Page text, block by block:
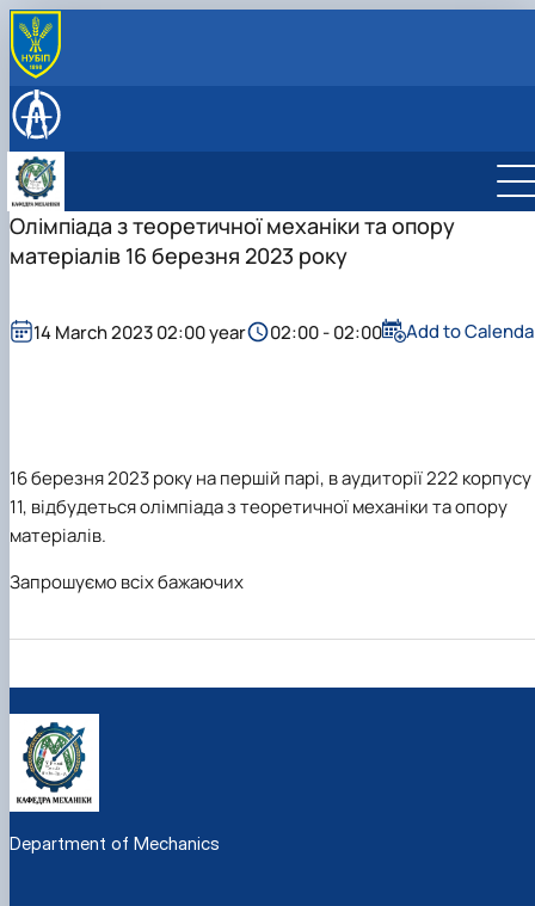
ПРО КАФЕДРУ
Робочі програми навчальних дисциплін
2026 н.р.
Робочі програми навчальних дисциплін
Освітньо-професійна програма
2025-2026 н.р.
Освітні компоненти (робочі програми) ОПП
Олімпіада з теоретичної механіки та опору
матеріалів 16 березня 2023 року
16 березня 2023 року на першій парі, в аудиторії 222 корпусу
11, відбудеться олімпіада з теоретичної механіки та опору
матеріалів.
Запрошуємо всіх бажаючих
14 March 2023 02:00 year 02:00 - 02:00 Add to
Department of Mechanics